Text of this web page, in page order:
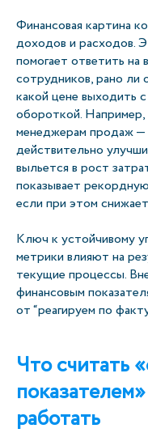
Финансовая картина
доходов и расходов.
помогает ответить
сотрудников, рано ли
какой цене выходить
обороткой. Например,
менеджерам продаж —
действительно
выльется в рост
показывает
если при этом
Ключ к устойчивому
метрики влияют на
текущие процессы.
финансовым
от “реагируем по
Что считать
работать